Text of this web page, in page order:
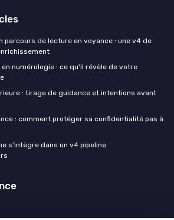
parcours de lecture en voyance : une v4 de
numérologie : ce qu'il révèle de votre
: tirage de guidance et intentions avant
: comment protéger sa confidentialité pas à
s’intègre dans un v4 pipeline